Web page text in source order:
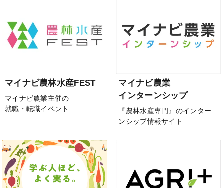
マイナビ農林水産FEST
マイナビ農業主催の
就職・転職イベント
マイナビ農業
インターンシップ
『農林水産専門』のインター
ンシップ情報サイト